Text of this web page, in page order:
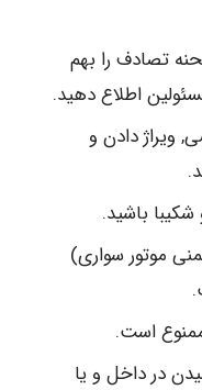
تصادف را بهم
اطلاع دهید.
ویراژ دادن و
باشید.
موتور سواری)
است.
در داخل و یا